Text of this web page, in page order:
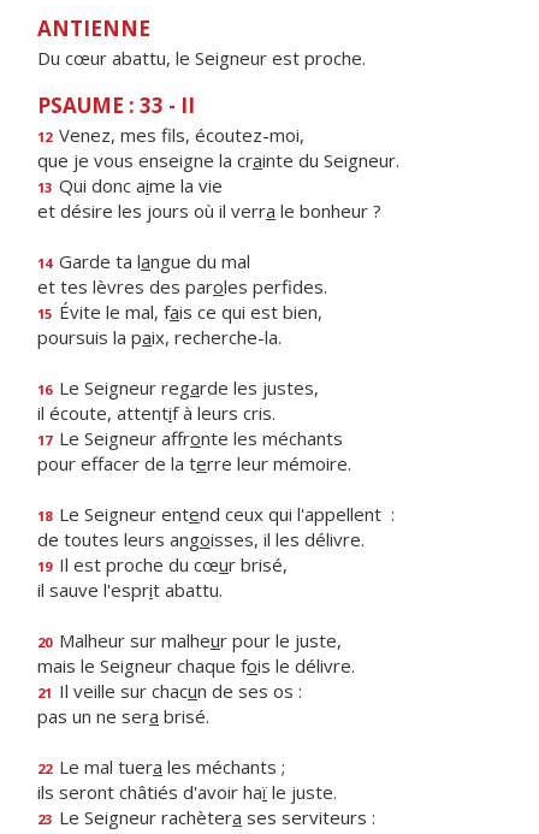
ANTIENNE
Du cœur abattu, le Seigneur est proche.
PSAUME : 33 - II
12 Venez, mes fls, écoutez-moi,
que je vous enseigne la crainte du Seigneur.
13 Qui donc aime la vie
et désire les jours où il verra le bonheur ?
14 Garde ta langue du mal
et tes lèvres des paroles perfides.
15 Évite le mal, fais ce qui est bien,
poursuis la paix, recherche-la.
16 Le Seigneur regarde les justes,
il écoute, attentif à leurs cris.
17 Le Seigneur affronte les méchants
pour effacer de la terre leur mémoire.
18 Le Seigneur entend ceux qui l'appellent :
de toutes leurs angoisses, il les délivre.
19 Il est proche du cœur brisé,
il sauve l'esprit abattu.
20 Malheur sur malheur pour le juste,
mais le Seigneur chaque fois le délivre.
21 Il veille sur chacun de ses os :
pas un ne sera brisé.
22 Le mal tuera les méchants ;
ils seront châtiés d'avoir haï le juste.
23 Le Seigneur rachètera ses serviteurs :